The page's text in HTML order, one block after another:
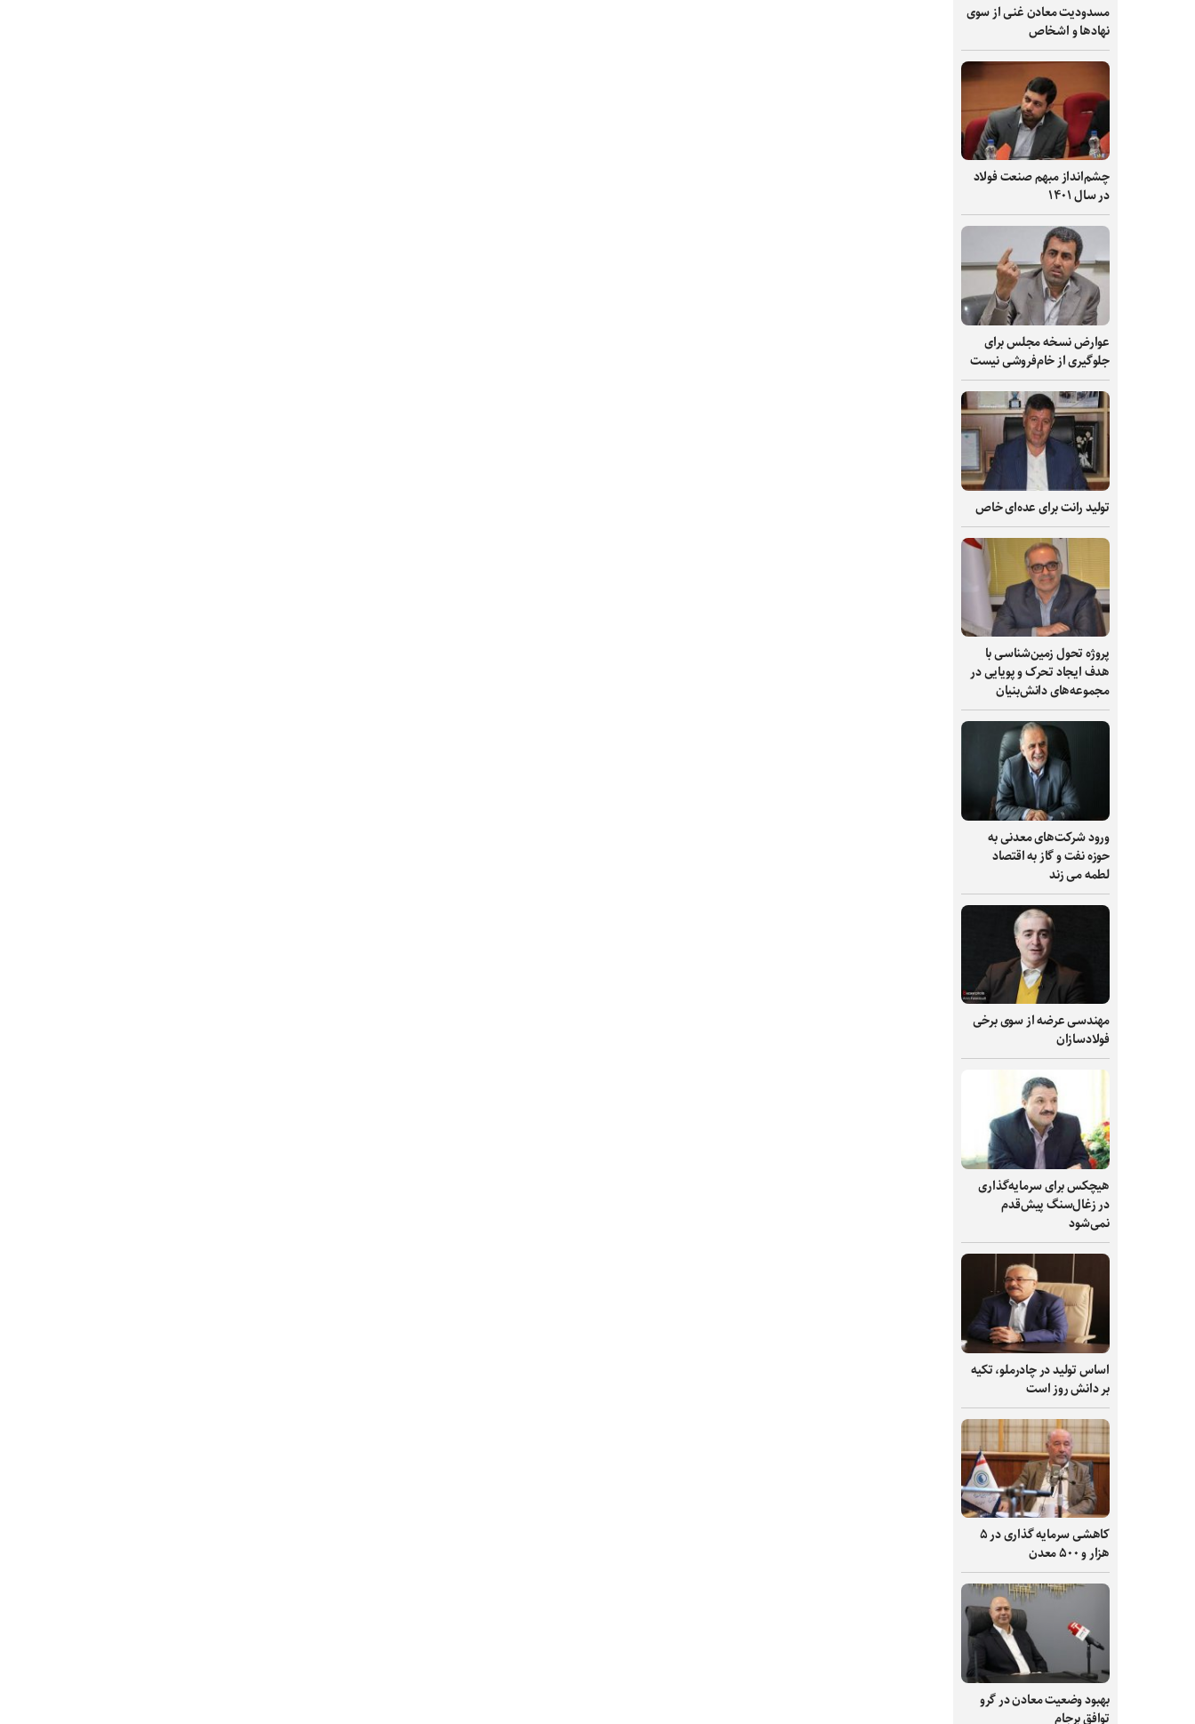
مسدودیت معادن غنی از سوی
نهادها و اشخاص
چشم‌انداز مبهم صنعت فولاد
در سال ۱۴۰۱
عوارض نسخه مجلس برای
جلوگیری از خام‌فروشی نیست
تولید رانت برای عده‌ای خاص
پروژه تحول زمین‌شناسی با
هدف ایجاد تحرک و پویایی در
مجموعه‌های دانش‌بنیان
ورود شرکت‌های معدنی به
حوزه نفت و گاز به اقتصاد
لطمه می زند
مهندسی عرضه از سوی برخی
فولادسازان
هیچکس برای سرمایه‌گذاری
در زغال‌سنگ پیش‌قدم
نمی‌شود
اساس تولید در چادرملو، تکیه
بر دانش‌ روز است
کاهشی سرمایه گذاری در ۵
هزار و ۵۰۰ معدن
بهبود وضعیت معادن در گرو
توافق برجام